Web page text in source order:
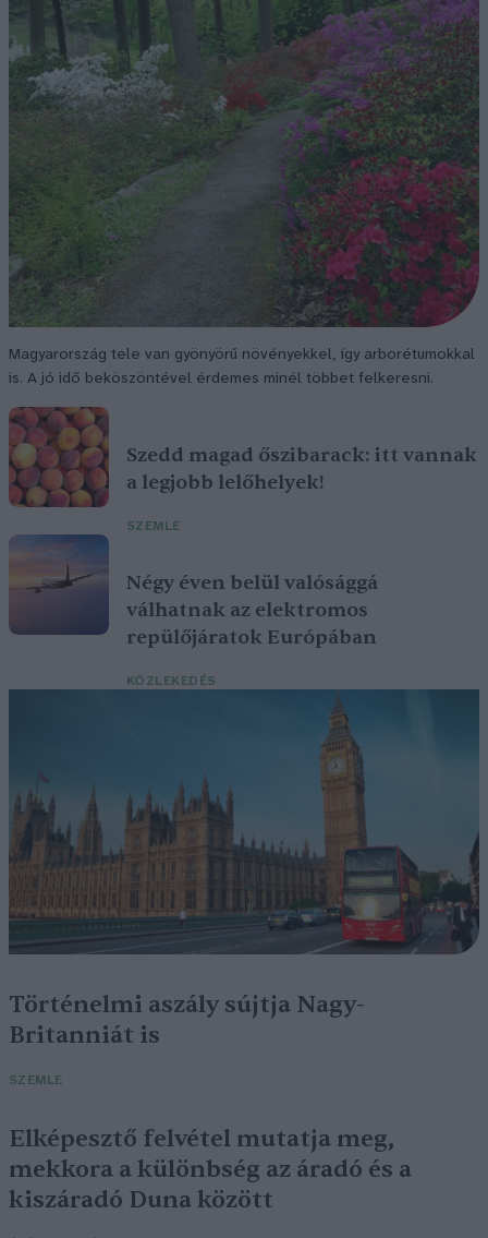
Magyarország tele van gyönyörű növényekkel, így arborétumokkal
is. A jó idő beköszöntével érdemes minél többet felkeresni.
Szedd magad őszibarack: itt vannak
a legjobb lelőhelyek!
SZEMLE
Négy éven belül valósággá
válhatnak az elektromos
repülőjáratok Európában
KÖZLEKEDÉS
Történelmi aszály sújtja Nagy-
Britanniát is
SZEMLE
Elképesztő felvétel mutatja meg,
mekkora a különbség az áradó és a
kiszáradó Duna között